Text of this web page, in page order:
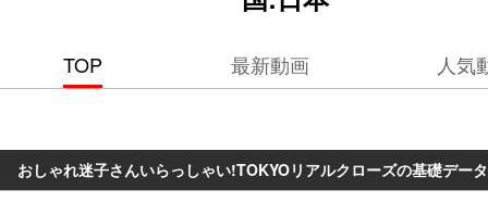
TOP 最新動画 人気
おしゃれ迷子さんいらっしゃい!TOKYOリアルクローズの基礎データ